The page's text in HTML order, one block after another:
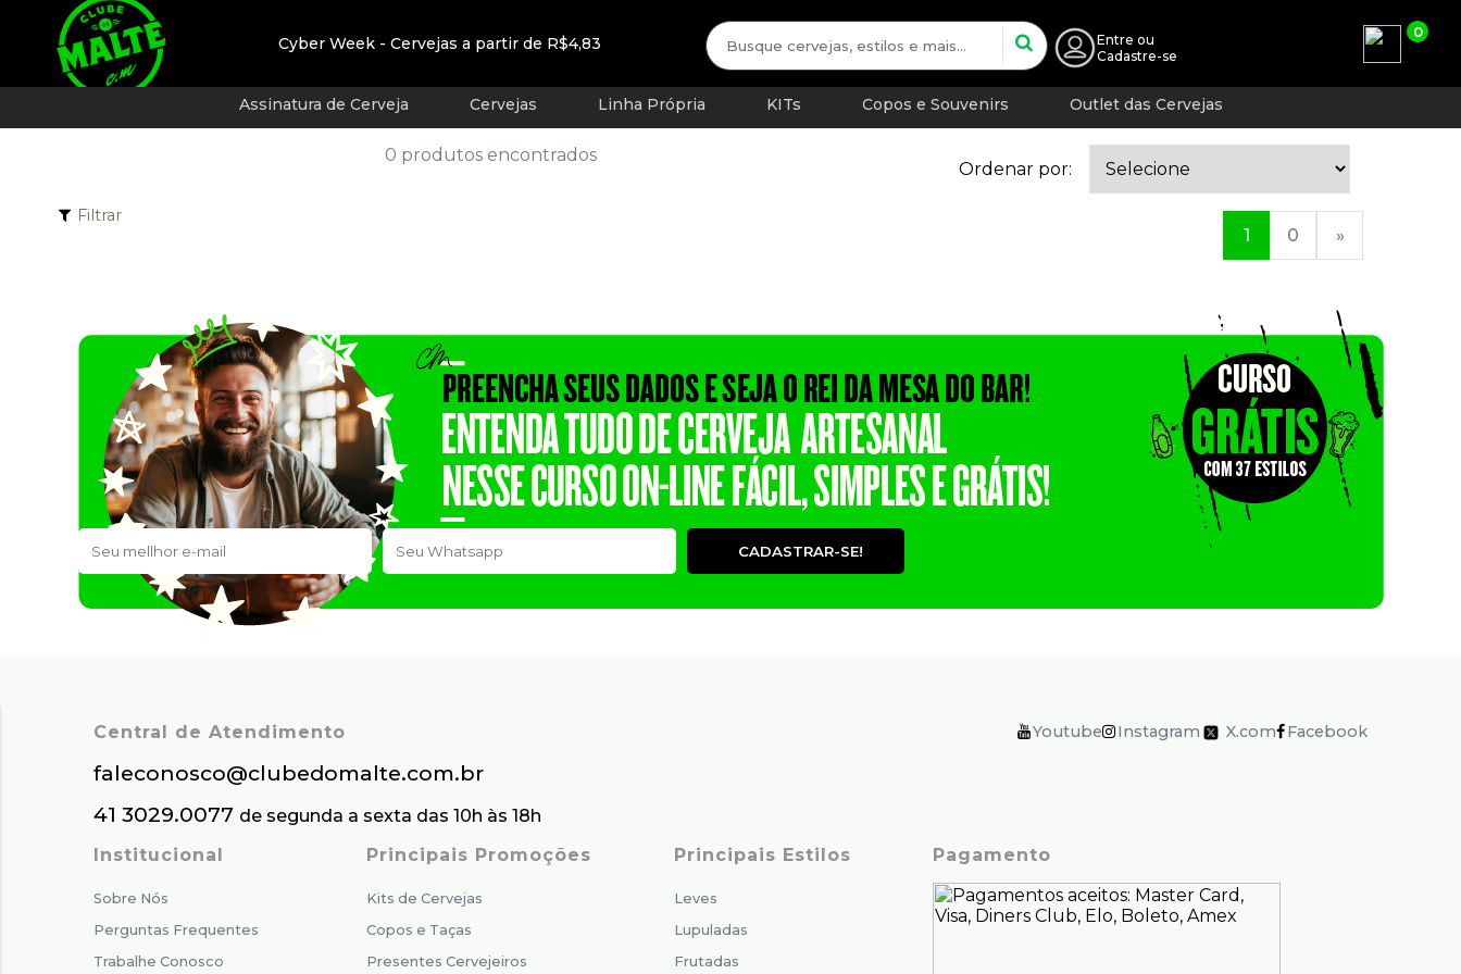
Cyber Week - Cervejas a partir de R$4,83 Entre ou
Cadastre-se
0
Assinatura de Cerveja Cervejas Linha Própria KITs Copos e Souvenirs Outlet das Cervejas
Filtrar
0 produtos encontrados
Ordenar por:
1 0 »
CADASTRAR-SE!
Central de Atendimento
faleconosco@clubedomalte.com.br
41 3029.0077 de segunda a sexta das 10h às 18h
Youtube Instagram X.com Facebook
Institucional
Sobre Nós
Perguntas Frequentes
Trabalhe Conosco
Principais Promoções
Kits de Cervejas
Copos e Taças
Presentes Cervejeiros
Principais Estilos
Leves
Lupuladas
Frutadas
Pagamento